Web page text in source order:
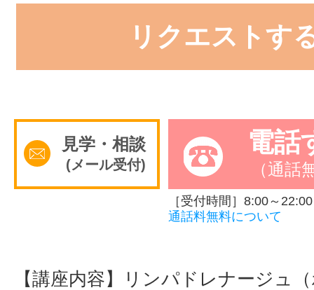
リクエストす
見学・相談
(メール受付)
電話
（通話
［受付時間］8:00～22:00
通話料無料について
【講座内容】リンパドレナージュ